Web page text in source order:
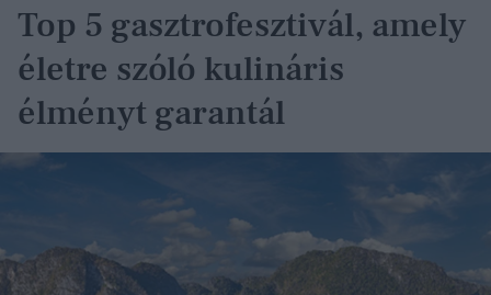
Top 5 gasztrofesztivál, amely
életre szóló kulináris
élményt garantál